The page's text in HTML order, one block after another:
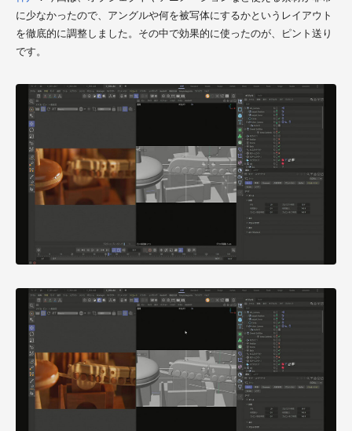
に少なかったので、アングルや何を被写体にするかというレイアウト
を徹底的に調整しました。その中で効果的に使ったのが、ピント送り
です。